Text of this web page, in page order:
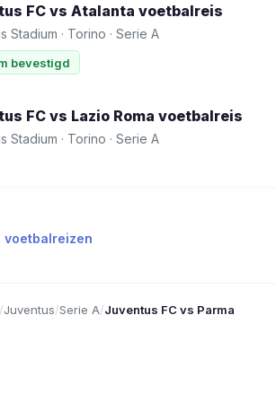
FC vs Atalanta voetbalreis
Stadium · Torino · Serie A
bevestigd
FC vs Lazio Roma voetbalreis
Stadium · Torino · Serie A
voetbalreizen
/Juventus/Serie A/Juventus FC vs Parma